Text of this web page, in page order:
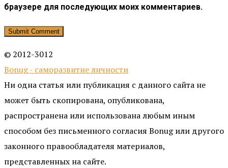
браузере для последующих моих комментариев.
© 2012-3012
Bonug - саморазвитие личности
Ни одна статья или публикация с данного сайта не
может быть скопирована, опубликована,
распространена или использована любым иным
способом без письменного согласия Bonug или другого
законного правообладателя материалов,
представленных на сайте.